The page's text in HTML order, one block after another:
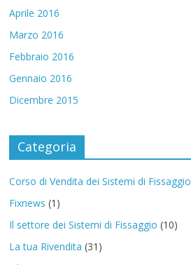
Aprile 2016
Marzo 2016
Febbraio 2016
Gennaio 2016
Dicembre 2015
Categoria
Corso di Vendita dei Sistemi di Fissaggio
Fixnews (1)
Il settore dei Sistemi di Fissaggio (10)
La tua Rivendita (31)